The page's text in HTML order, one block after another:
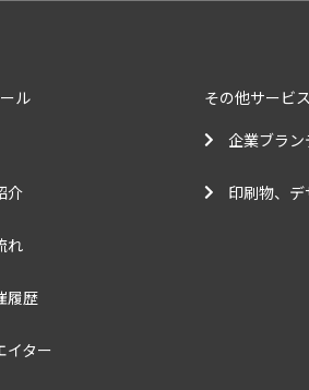
ル
介
れ
履歴
イター
その他サービス
企業ブラ
印刷物、